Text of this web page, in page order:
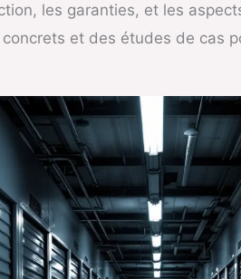
les garanties, et les
et des études de cas